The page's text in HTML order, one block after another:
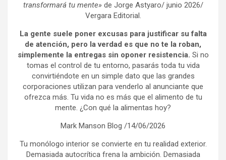
transformará tu mente» de Jorge Astyaro/ junio 2026/
Vergara Editorial.
La gente suele poner excusas para justificar su falta
de atención, pero la verdad es que no te la roban,
simplemente la entregas sin oponer resistencia. Si no
tomas el control de tu entorno, pasarás toda tu vida
convirtiéndote en un simple dato que las grandes
corporaciones utilizan para venderlo al anunciante que
ofrezca más. Tu vida no es más que el alimento de tu
mente. ¿Con qué la alimentas hoy?
Mark Manson Blog /14/06/2026
Tu monólogo interior se convierte en tu realidad exterior.
Demasiada autocrítica frena la ambición. Demasiada